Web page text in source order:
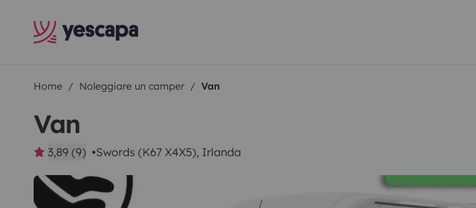
Home Noleggiare un camper Van
Van
3,89 (9) Swords (K67 X4X5), Irlanda